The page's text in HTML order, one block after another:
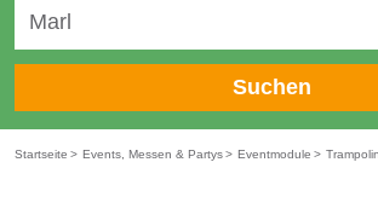
Suchen
Startseite > Events, Messen & Partys> Eventmodule >